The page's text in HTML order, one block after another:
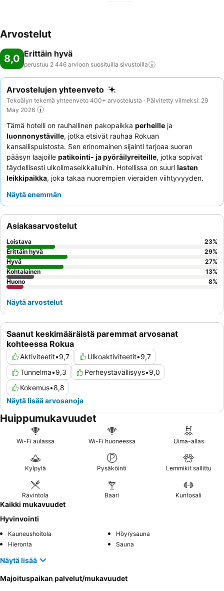
Arvostelut
8,0 Erittäin hyvä
perustuu 2 446 arvioon suosituilla sivustoilla
Arvostelujen yhteenveto
Tekoälyn tekemä yhteenveto 400+ arvostelusta · Päivitetty viimeksi: 29
May 2026
Tämä hotelli on rauhallinen pakopaikka perheille ja
luonnonystäville, jotka etsivät rauhaa Rokuan
kansallispuistosta. Sen erinomainen sijainti tarjoaa suoran
pääsyn laajoille patikointi- ja pyöräilyreiteille, jotka sopivat
täydellisesti ulkoilmaseikkailuihin. Hotellissa on suuri lasten
leikkipaikka, joka takaa nuorempien vieraiden viihtyvyyden.
henkilökuntaasekä aamiais- ja illallisbuffettien monipuolista ja
saamiseksi harkitse huoneen varaamista rauhalliselle puutarhan
puolelle.
Näytä enemmän
Saanut keskimääräistä paremmat arvosanat
kohteessa Rokua
Aktiviteetit•9,7 Ulkoaktiviteetit•9,7
Tunnelma•9,3 Perheystävällisyys•9,0
Kokemus•8,8
Näytä lisää arvosanoja
Asiakasarvostelut
Loistava 23%
Erittäin hyvä
29%
Hyvä
27%
Kohtalainen
13%
Huono
8%
Näytä arvostelut
Huippumukavuudet
Wi-Fi aulassa Wi-Fi huoneessa Uima-allas
Kylpylä Pysäköinti Lemmikit sallittu
Ravintola Baari Kuntosali
Kaikki mukavuudet
Hyvinvointi
Kauneushoitola
Höyrysauna
Hieronta
Sauna
Näytä lisää
Majoituspaikan palvelut/mukavuudet